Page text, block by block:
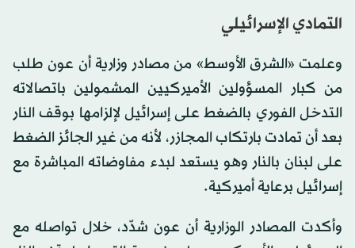
التمادي الإسرائيلي
وعلمت «الشرق الأوسط» من مصادر وزارية أن عون طلب
من كبار المسؤولين الأميركيين المشمولين باتصالاته
التدخل الفوري بالضغط على إسرائيل لإلزامها بوقف النار
بعد أن تمادت بارتكاب المجازر، لأنه من غير الجائز الضغط
على لبنان بالنار وهو يستعد لبدء مفاوضاته المباشرة مع
إسرائيل برعاية أميركية.
وأكدت المصادر الوزارية أن عون شدّد، خلال تواصله مع